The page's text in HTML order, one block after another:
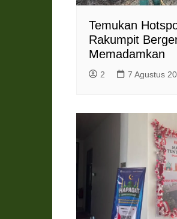
Temukan
Rakumpit
Memadamkan
2 7 Agustus